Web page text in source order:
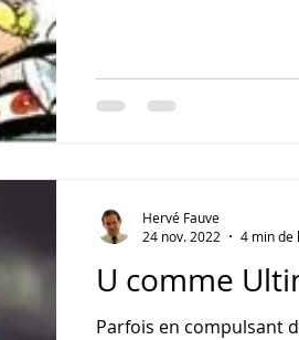
U comme
Parfois en compulsant
Hervé Fauve
24 nov. 2022
4 min de